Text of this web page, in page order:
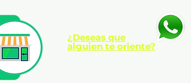
¿Deseas que
alguien te oriente?